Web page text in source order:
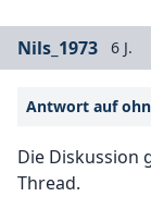
Nils_1973 6 J.
Antwort auf
Die Diskussion
Thread.